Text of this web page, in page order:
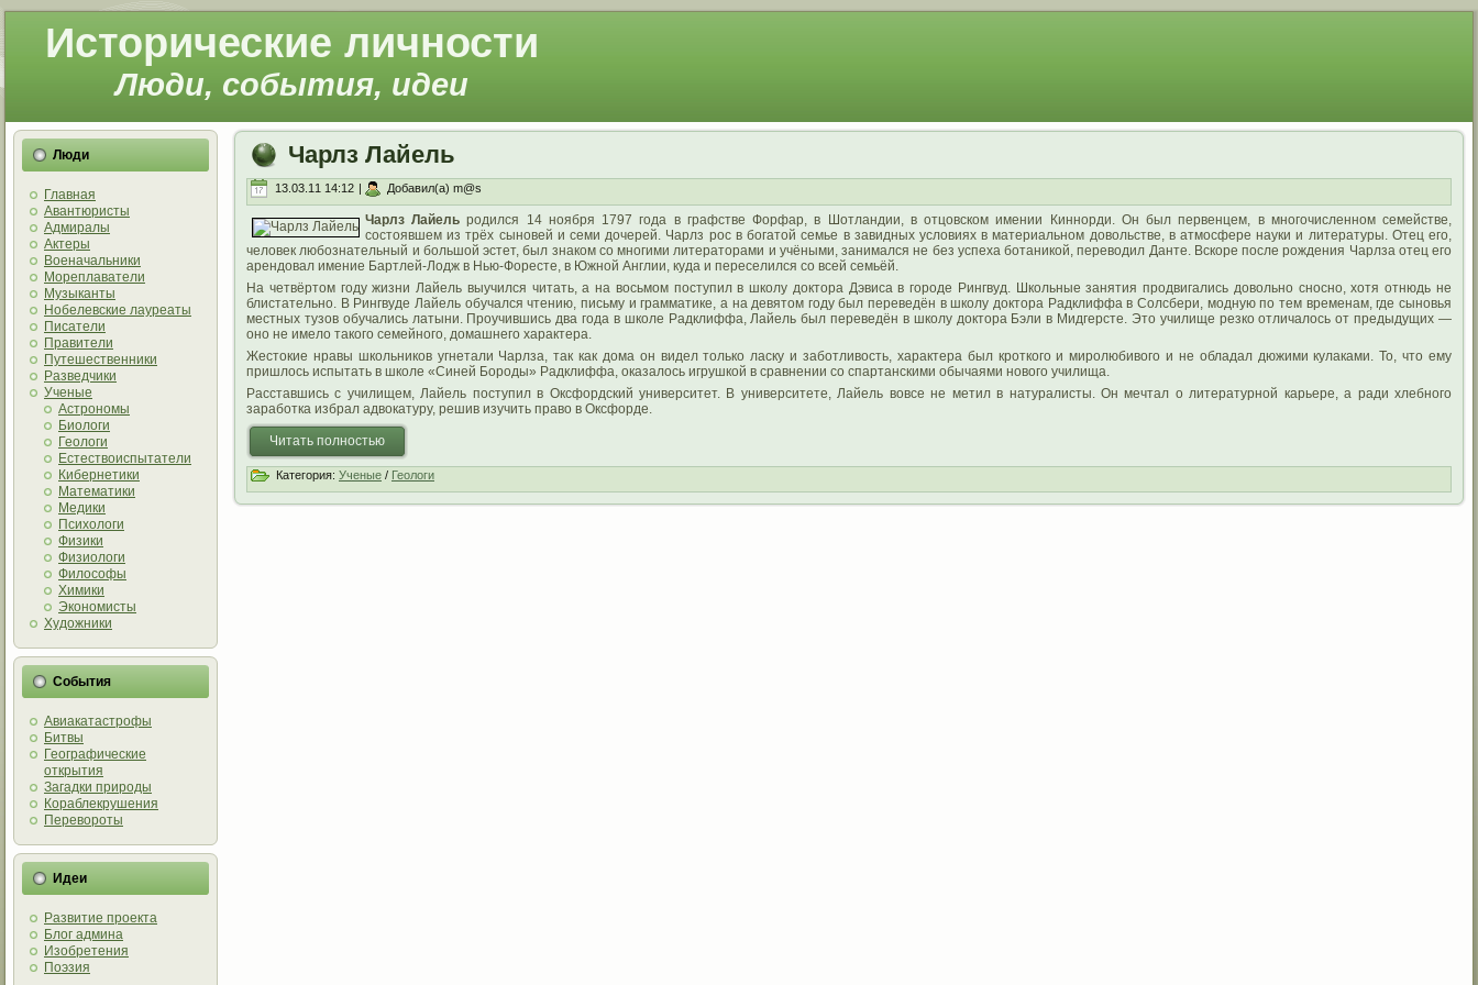
Исторические личности
Люди, события, идеи
Люди
Главная
Авантюристы
Адмиралы
Актеры
Военачальники
Мореплаватели
Музыканты
Нобелевские лауреаты
Писатели
Правители
Путешественники
Разведчики
Ученые
Астрономы
Биологи
Геологи
Естествоиспытатели
Кибернетики
Математики
Медики
Психологи
Физики
Физиологи
Философы
Химики
Экономисты
Художники
События
Авиакатастрофы
Битвы
Географические
открытия
Загадки природы
Кораблекрушения
Перевороты
Идеи
Развитие проекта
Блог админа
Изобретения
Поэзия
Чарлз Лайель
13.03.11 14:12 | Добавил(а) m@s
Чарлз Лайель родился 14 ноября 1797 года в графстве Форфар, в Шотландии, в отцовском имении Киннорди. Он был первенцем, в многочисленном семействе,
состоявшем из трёх сыновей и семи дочерей. Чарлз рос в богатой семье в завидных условиях в материальном довольстве, в атмосфере науки и литературы. Отец его,
человек любознательный и большой эстет, был знаком со многими литераторами и учёными, занимался не без успеха ботаникой, переводил Данте. Вскоре после рождения Чарлза отец его
арендовал имение Бартлей-Лодж в Нью-Форесте, в Южной Англии, куда и переселился со всей семьёй.
На четвёртом году жизни Лайель выучился читать, а на восьмом поступил в школу доктора Дэвиса в городе Рингвуд. Школьные занятия продвигались довольно сносно, хотя отнюдь не
блистательно. В Рингвуде Лайель обучался чтению, письму и грамматике, а на девятом году был переведён в школу доктора Радклиффа в Солсбери, модную по тем временам, где сыновья
местных тузов обучались латыни. Проучившись два года в школе Радклиффа, Лайель был переведён в школу доктора Бэли в Мидгерсте. Это училище резко отличалось от предыдущих —
оно не имело такого семейного, домашнего характера.
Жестокие нравы школьников угнетали Чарлза, так как дома он видел только ласку и заботливость, характера был кроткого и миролюбивого и не обладал дюжими кулаками. То, что ему
пришлось испытать в школе «Синей Бороды» Радклиффа, оказалось игрушкой в сравнении со спартанскими обычаями нового училища.
Расставшись с училищем, Лайель поступил в Оксфордский университет. В университете, Лайель вовсе не метил в натуралисты. Он мечтал о литературной карьере, а ради хлебного
заработка избрал адвокатуру, решив изучить право в Оксфорде.
Читать полностью
Категория: Ученые / Геологи